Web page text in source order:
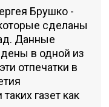
Брушко -
сделаны
Данные
в одной из
отпечатки в
газет как